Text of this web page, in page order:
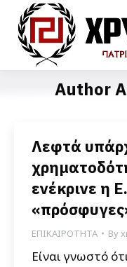
Author
Λεφτά
ενέκρινε η
ΕΠΙΚΑΙΡΟΤΗΤΑ By
Είναι γνωστό